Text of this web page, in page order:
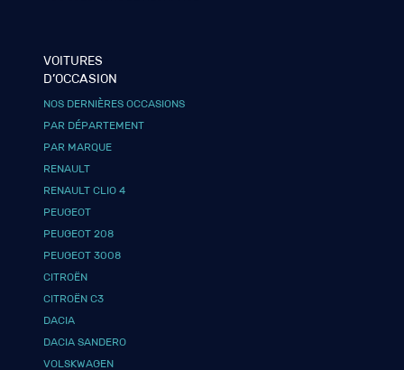
VOITURES
D’OCCASION
NOS DERNIÈRES OCCASIONS
PAR DÉPARTEMENT
PAR MARQUE
RENAULT
RENAULT CLIO 4
PEUGEOT
PEUGEOT 208
PEUGEOT 3008
CITROËN
CITROËN C3
DACIA
DACIA SANDERO
VOLSKWAGEN